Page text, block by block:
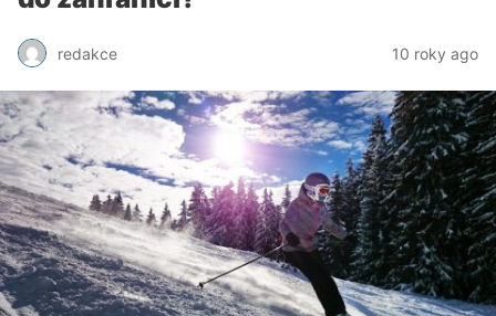
redakce 10 roky ago